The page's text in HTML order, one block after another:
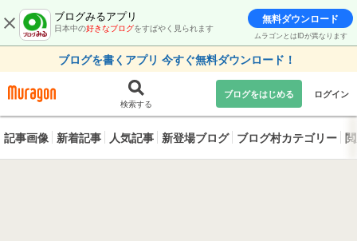
ブログみるアプリ
日本中の好きなブログをすばやく見られます
無料ダウンロード
ムラゴンとはIDが異なります
ブログを書くアプリ 今すぐ無料ダウンロード！
検索する
ブログをはじめる ログイン
記事画像 新着記事 人気記事 新登場ブログ ブログ村カテゴリー